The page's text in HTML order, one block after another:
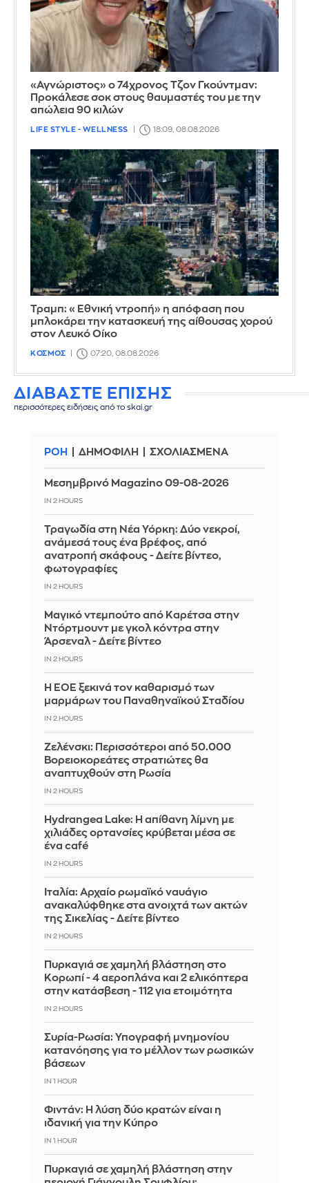
«Αγνώριστος» ο 74χρονος Τζον Γκούντμαν:
Προκάλεσε σοκ στους θαυμαστές του με την
απώλεια 90 κιλών
LIFE STYLE - WELLNESS 18:09, 08.08.2026
Τραμπ: «Εθνική ντροπή» η απόφαση που
μπλοκάρει την κατασκευή της αίθουσας χορού
στον Λευκό Οίκο
ΚΟΣΜΟΣ 07:20, 08.08.2026
ΔΙΑΒΑΣΤΕ ΕΠΙΣΗΣ
περισσότερες ειδήσεις από το skai.gr
ΡΟΗ ΔΗΜΟΦΙΛΗ ΣΧΟΛΙΑΣΜΕΝΑ
Μεσημβρινό Magazino 09-08-2026
IN 2 HOURS
Τραγωδία στη Νέα Υόρκη: Δύο νεκροί,
ανάμεσά τους ένα βρέφος, από
ανατροπή σκάφους - Δείτε βίντεο,
φωτογραφίες
IN 2 HOURS
Μαγικό ντεμπούτο από Καρέτσα στην
Ντόρτμουντ με γκολ κόντρα στην
Άρσεναλ - Δείτε βίντεο
IN 2 HOURS
Η ΕΟΕ ξεκινά τον καθαρισμό των
μαρμάρων του Παναθηναϊκού Σταδίου
IN 2 HOURS
Ζελένσκι: Περισσότεροι από 50.000
Βορειοκορεάτες στρατιώτες θα
αναπτυχθούν στη Ρωσία
IN 2 HOURS
Hydrangea Lake: Η απίθανη λίμνη με
χιλιάδες ορτανσίες κρύβεται μέσα σε
ένα café
IN 2 HOURS
Ιταλία: Αρχαίο ρωμαϊκό ναυάγιο
ανακαλύφθηκε στα ανοιχτά των ακτών
της Σικελίας - Δείτε βίντεο
IN 2 HOURS
Πυρκαγιά σε χαμηλή βλάστηση στο
Κορωπί - 4 αεροπλάνα και 2 ελικόπτερα
στην κατάσβεση - 112 για ετοιμότητα
IN 2 HOURS
Συρία-Ρωσία: Υπογραφή μνημονίου
κατανόησης για το μέλλον των ρωσικών
βάσεων
IN 1 HOUR
Φιντάν: Η λύση δύο κρατών είναι η
ιδανική για την Κύπρο
IN 1 HOUR
Πυρκαγιά σε χαμηλή βλάστηση στην